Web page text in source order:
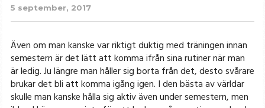
5 september, 2017
Även om man kanske var riktigt duktig med träningen innan
semestern är det lätt att komma ifrån sina rutiner när man
är ledig. Ju längre man håller sig borta från det, desto svårare
brukar det bli att komma igång igen. I den bästa av världar
skulle man kanske hålla sig aktiv även under semestern, men